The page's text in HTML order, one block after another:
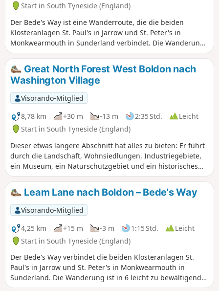
Start in South Tyneside (England)
Der Bede's Way ist eine Wanderroute, die die beiden
Klosteranlagen St. Paul's in Jarrow und St. Peter's in
Monkwearmouth in Sunderland verbindet. Die Wanderung
ist in 6 leicht zu bewältigende Abschnitte unterteilt, die
einzeln oder alle zusammen gewandert werden können.
Begeben Sie sich also auf die Spuren der Pilger und
entdecken Sie das religiöse Erbe des Nordostens. Der dritte
Abschnitt beginnt an der New Road in Boldon und führt
vorbei am Tilesheds Local Nature Reserve bis zur King
George Road in South Shields.
Great North Forest West Boldon nach
Washington Village
Visorando-Mitglied
8,78 km
+30 m -13 m 2:35 Std.
Leicht
Start in South Tyneside (England)
Dieser etwas längere Abschnitt hat alles zu bieten: Er führt
durch die Landschaft, Wohnsiedlungen, Industriegebiete,
ein Museum, ein Naturschutzgebiet und ein historisches
Haus. Dieser Abschnitt schlängelt sich durch Washington
New Town, und obwohl Sie an vielen Industriegebieten und
neuen Häusern vorbeikommen, sehen Sie auch Zeugnisse
der Dörfer, die lange vor der neuen Stadt existierten.
Leam Lane nach Boldon – Bede's Way
Visorando-Mitglied
4,25 km
+15 m -3 m 1:15 Std.
Leicht
Start in South Tyneside (England)
Der Bede's Way verbindet die beiden Klosteranlagen St.
Paul's in Jarrow und St. Peter's in Monkwearmouth in
Sunderland. Die Wanderung ist in 6 leicht zu bewältigende
Abschnitte unterteilt, die einzeln oder alle zusammen